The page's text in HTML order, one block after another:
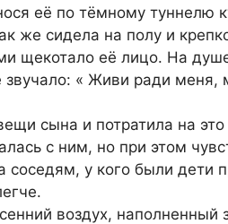
её по тёмному туннелю
же сидела на полу и
щекотало её лицо. На
звучало: « Живи ради меня,
сына и потратила на
с ним, но при этом
у кого были дети
воздух, наполненный